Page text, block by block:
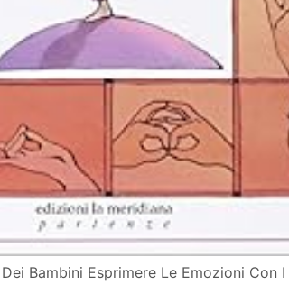
Bambini Esprimere Le Emozioni Con I